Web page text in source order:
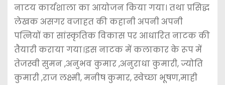
नाटय कार्यशाला का आयोजन किया गया। तथा प्रसिद्ध
लेखक असगर वजाहत की कहानी अपनी अपनी
पत्नियों का सांस्कृतिक विकास पर आधारित नाटक की
तैयारी कराया गया।इस नाटक में कलाकार के रूप में
तेजस्वी सुमन ,अनुभव कुमार ,अनुराधा कुमारी, ज्योति
कुमारी ,राज लक्ष्मी, मनीष कुमार, स्वेच्छा भूषण,माही